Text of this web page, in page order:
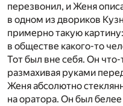
перезвонил, и Женя
в одном из двориков
примерно такую
в обществе какого-то
Тот был вне себя. Он
размахивая руками
Женя абсолютно
на оратора. Он был